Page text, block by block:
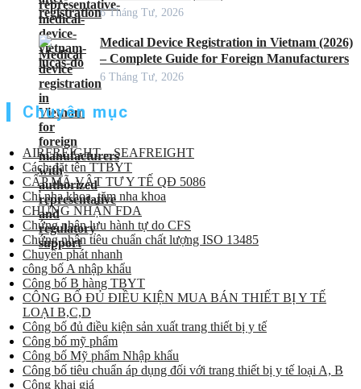
6 Tháng Tư, 2026
Medical Device Registration in Vietnam (2026)
– Complete Guide for Foreign Manufacturers
6 Tháng Tư, 2026
Chuyên mục
AIRFREIGHT – SEAFREIGHT
Cách đặt tên TTBYT
CẤP MÃ VẬT TƯ Y TẾ QĐ 5086
Chỉ nha khoa, tăm nha khoa
CHỨNG NHẬN FDA
Chứng nhận lưu hành tự do CFS
Chứng nhận tiêu chuẩn chất lượng ISO 13485
Chuyển phát nhanh
công bố A nhập khẩu
Công bố B hàng TBYT
CÔNG BỐ ĐỦ ĐIỀU KIỆN MUA BÁN THIẾT BỊ Y TẾ
LOẠI B,C,D
Công bố đủ điều kiện sản xuất trang thiết bị y tế
Công bố mỹ phẩm
Công bố Mỹ phẩm Nhập khẩu
Công bố tiêu chuẩn áp dụng đối với trang thiết bị y tế loại A, B
Công khai giá